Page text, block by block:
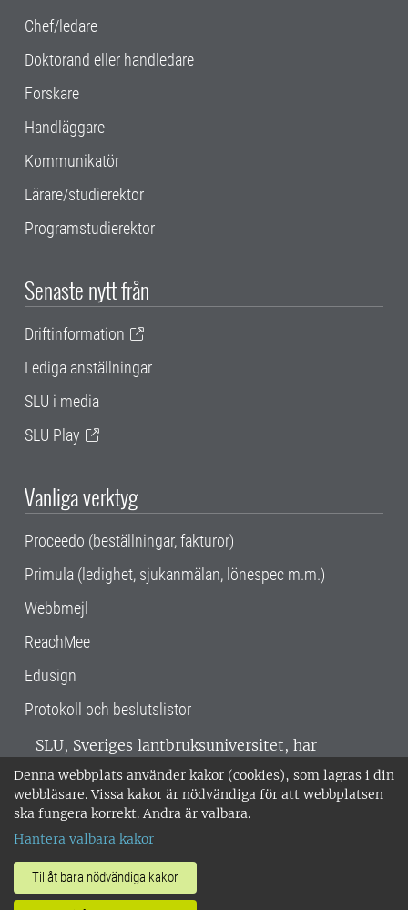
Denna webbplats använder kakor (cookies), som lagras i din
webbläsare. Vissa kakor är nödvändiga för att webbplatsen
ska fungera korrekt. Andra är valbara.
Hantera valbara kakor
Tillåt bara nödvändiga kakor
Chef/ledare
Doktorand eller handledare
Forskare
Handläggare
Kommunikatör
Lärare/studierektor
Programstudierektor
Senaste nytt från
Driftinformation
Lediga anställningar
SLU i media
SLU Play
Vanliga verktyg
Proceedo (beställningar, fakturor)
Primula (ledighet, sjukanmälan, lönespec m.m.)
Webbmejl
ReachMee
Edusign
Protokoll och beslutslistor
SLU, Sveriges lantbruksuniversitet, har
verksamhet över hela Sverige. Huvudorter är
Alnarp, Uppsala och Umeå.SLU är
miljöcertifierat enligt ISO 14001. •
018-67 10 00 • Org nr: 202100-2817 •
Om SLU:s webbplatser
•Hantera kakor•Behandling av